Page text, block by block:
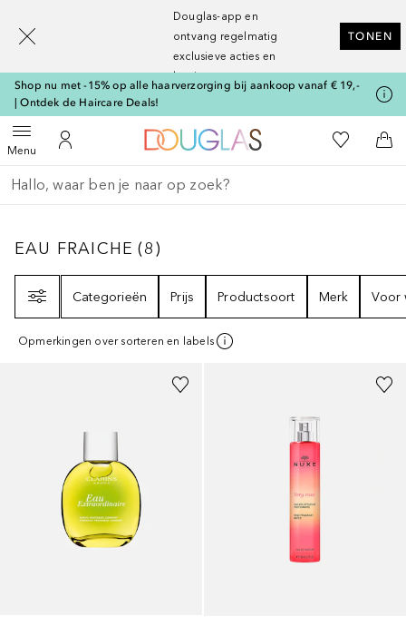
Douglas-app en
ontvang regelmatig
exclusieve acties en
kortingen
TONEN
Shop nu met -15% op alle haarverzorging bij aankoop vanaf € 19,-
| Ontdek de Haircare Deals!
MenuOpen menuNaar Mijn Account
Naar Douglas Home
Naar Mijn
Ga terug
Zoekopdracht uitvoeren
EAU FRAICHE8
EAU FRAICHE (8)
Categorieën
Prijs Productsoort Merk Voor
Opmerkingen over sorteren en labels
[navigation.slideout.screenreader]